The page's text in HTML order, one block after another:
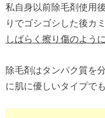
私自身以前除毛剤使用
りでゴシゴシした後カ
しばらく擦り傷のよう
除毛剤はタンパク質を
に肌に優しいタイプで